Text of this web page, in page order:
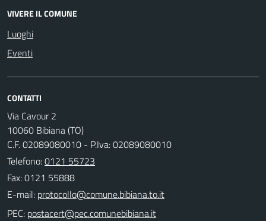
VIVERE IL COMUNE
Luoghi
Eventi
CONTATTI
Via Cavour 2
10060 Bibiana (TO)
C.F. 02089080010 - P.Iva: 02089080010
Telefono:0121 55723
Fax: 0121 55888
E-mail:
PEC: